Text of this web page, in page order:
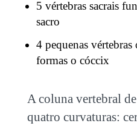
5 vértebras sacrais
sacro
4 pequenas
formas o cóccix
A coluna vertebral
quatro curvaturas: